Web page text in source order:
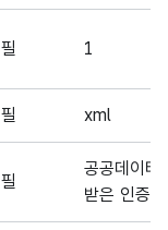
필 1
필 xml
필
공공데이터
받은 인증키